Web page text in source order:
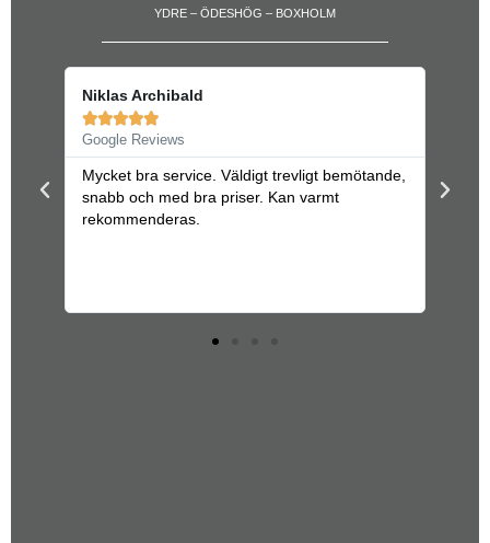
YDRE – ÖDESHÖG – BOXHOLM
Niklas Archibald

Google Reviews
Mycket bra service. Väldigt trevligt bemötande,
snabb och med bra priser. Kan varmt
rekommenderas.